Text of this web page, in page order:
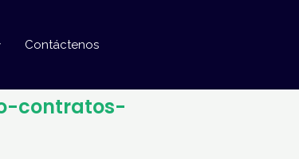
Contáctenos
contratos-